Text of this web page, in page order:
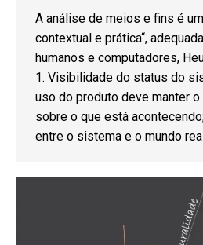
A análise de meios e fins é
contextual e prática“,
humanos e computadores,
1. Visibilidade do status do
uso do produto deve manter
sobre o que está
entre o sistema e o mundo